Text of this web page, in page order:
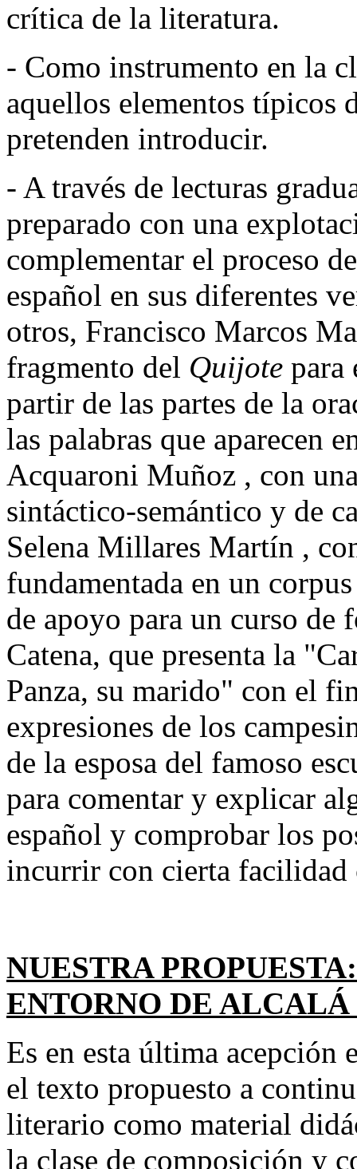
crítica de la literatura.
- Como instrumento en la
aquellos elementos típicos
pretenden introducir.
- A través de lecturas
preparado con una
complementar el proceso
español en sus diferentes
otros, Francisco Marcos
fragmento del Quijote para
partir de las partes de la
las palabras que aparecen
Acquaroni Muñoz , con
sintáctico-semántico y de
Selena Millares Martín ,
fundamentada en un
de apoyo para un curso de
Catena, que presenta la
Panza, su marido" con el
expresiones de los
de la esposa del famoso
para comentar y explicar
español y comprobar los
incurrir con cierta
NUESTRA
ENTORNO DE ALCALÁ
Es en esta última acepción
el texto propuesto a
literario como material
la clase de composición y